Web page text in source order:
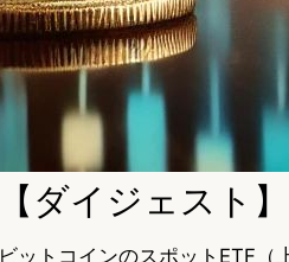
【ダイジェスト】
ビットコインのスポットETF（